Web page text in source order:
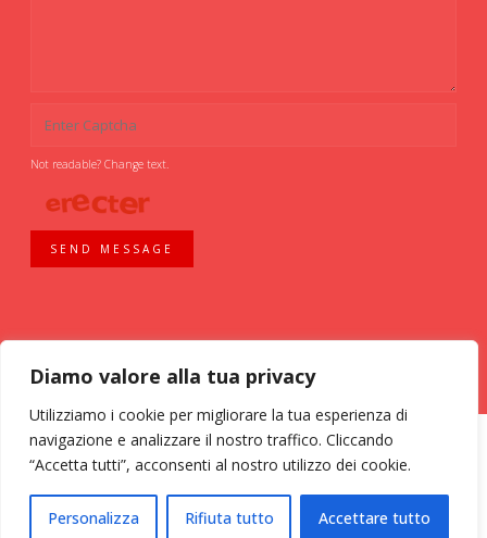
Diamo valore alla tua privacy
Utilizziamo i cookie per migliorare la tua esperienza di
navigazione e analizzare il nostro traffico. Cliccando
“Accetta tutti”, acconsenti al nostro utilizzo dei cookie.
Personalizza Rifiuta tutto Accettare tutto
Not readable? Change text.
SEND MESSAGE
ASSOCIAZIONE VOLONTARI ITALIANI SANGUE - AVIS COMUNALE MILANO -